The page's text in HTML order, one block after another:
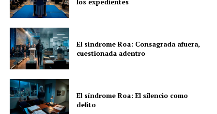
los expedientes
El síndrome Roa: Consagrada afuera,
cuestionada adentro
El síndrome Roa: El silencio como
delito